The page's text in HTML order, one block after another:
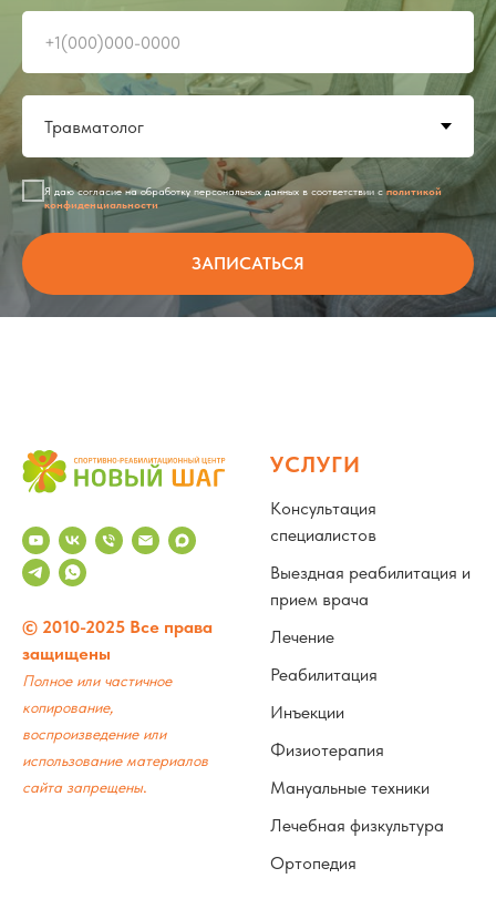
Я даю согласие на обработку персональных данных в соответствии сполитикой
конфиденциальности
ЗАПИСАТЬСЯ
© 2010-2025 Все права
защищены
Полное или частичное
копирование,
воспроизведение или
использование материалов
сайта запрещены.
УСЛУГИ
Консультация
специалистов
Выездная реабилитация и
прием врача
Лечение
Реабилитация
Инъекции
Физиотерапия
Мануальные техники
Лечебная физкультура
Ортопедия